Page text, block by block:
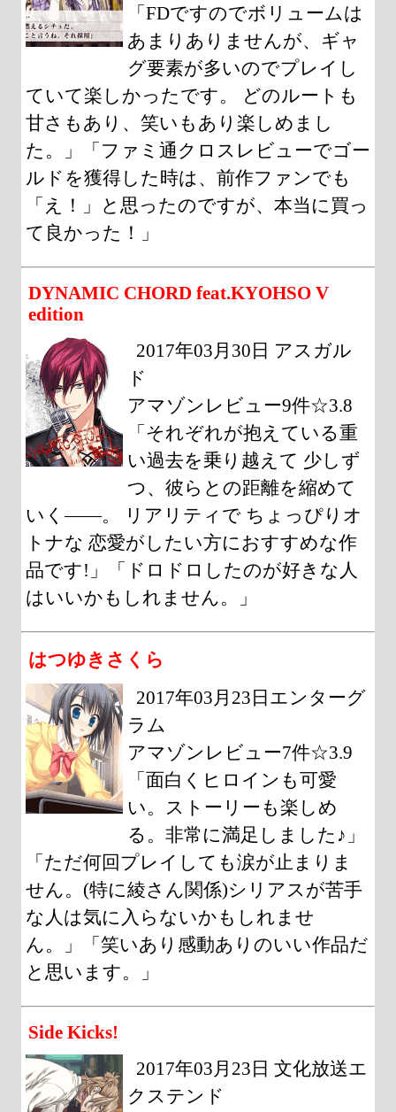
「FDですのでボリュームは
あまりありませんが、ギャ
グ要素が多いのでプレイし
ていて楽しかったです。 どのルートも
甘さもあり、笑いもあり楽しめまし
た。」「ファミ通クロスレビューでゴー
ルドを獲得した時は、前作ファンでも
「え！」と思ったのですが、本当に買っ
て良かった！」
DYNAMIC CHORD feat.KYOHSO V
edition
2017年03月30日 アスガル
ド
アマゾンレビュー9件☆3.8
「それぞれが抱えている重
い過去を乗り越えて 少しず
つ、彼らとの距離を縮めて
いく――。 リアリティで ちょっぴりオ
トナな 恋愛がしたい方におすすめな作
品です!」「ドロドロしたのが好きな人
はいいかもしれません。」
はつゆきさくら
2017年03月23日エンターグ
ラム
アマゾンレビュー7件☆3.9
「面白くヒロインも可愛
い。ストーリーも楽しめ
る。非常に満足しました♪」
「ただ何回プレイしても涙が止まりま
せん。(特に綾さん関係)シリアスが苦手
な人は気に入らないかもしれませ
ん。」「笑いあり感動ありのいい作品だ
と思います。」
Side Kicks!
2017年03月23日 文化放送エ
クステンド